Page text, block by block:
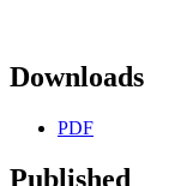
Downloads
PDF
Published